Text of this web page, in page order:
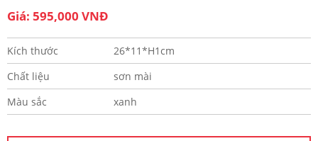
Giá: 595,000 VNĐ
Kích thước
26*11*H1cm
Chất liệu
sơn mài
Màu sắc
xanh